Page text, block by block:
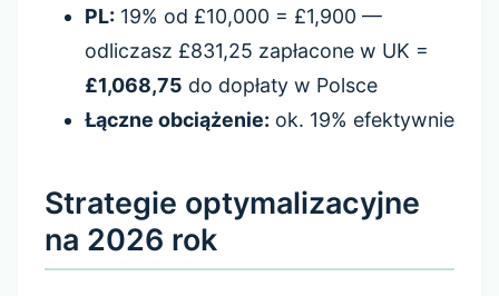
PL: 19% od £10,000 = £1,900 —
odliczasz £831,25 zapłacone w UK =
£1,068,75 do dopłaty w Polsce
Łączne obciążenie: ok. 19% efektywnie
Strategie optymalizacyjne
na 2026 rok